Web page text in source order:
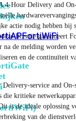
FortiWiFi
4-Hour Delivery and
actie nodig hebben bij
licentie garandeert
na de melding worden
en de continuïteit
service and On-
die kritieke
is de ideale oplossing
van de